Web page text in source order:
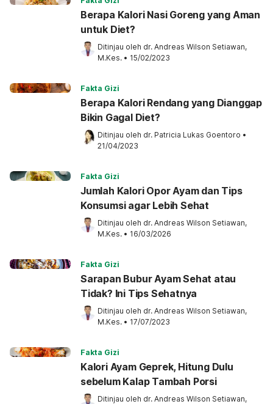
Berapa Kalori Nasi Goreng yang Aman
untuk Diet?
Ditinjau oleh dr. Andreas Wilson Setiawan,
M.Kes. • 15/02/2023
Fakta Gizi
Berapa Kalori Rendang yang Dianggap
Bikin Gagal Diet?
Ditinjau oleh dr. Patricia Lukas Goentoro •
21/04/2023
Fakta Gizi
Jumlah Kalori Opor Ayam dan Tips
Konsumsi agar Lebih Sehat
Ditinjau oleh dr. Andreas Wilson Setiawan,
M.Kes. • 16/03/2026
Fakta Gizi
Sarapan Bubur Ayam Sehat atau
Tidak? Ini Tips Sehatnya
Ditinjau oleh dr. Andreas Wilson Setiawan,
M.Kes. • 17/07/2023
Fakta Gizi
Kalori Ayam Geprek, Hitung Dulu
sebelum Kalap Tambah Porsi
Ditinjau oleh dr. Andreas Wilson Setiawan,